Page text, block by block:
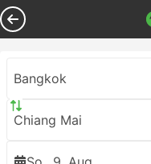
Bangkok
Chiang Mai